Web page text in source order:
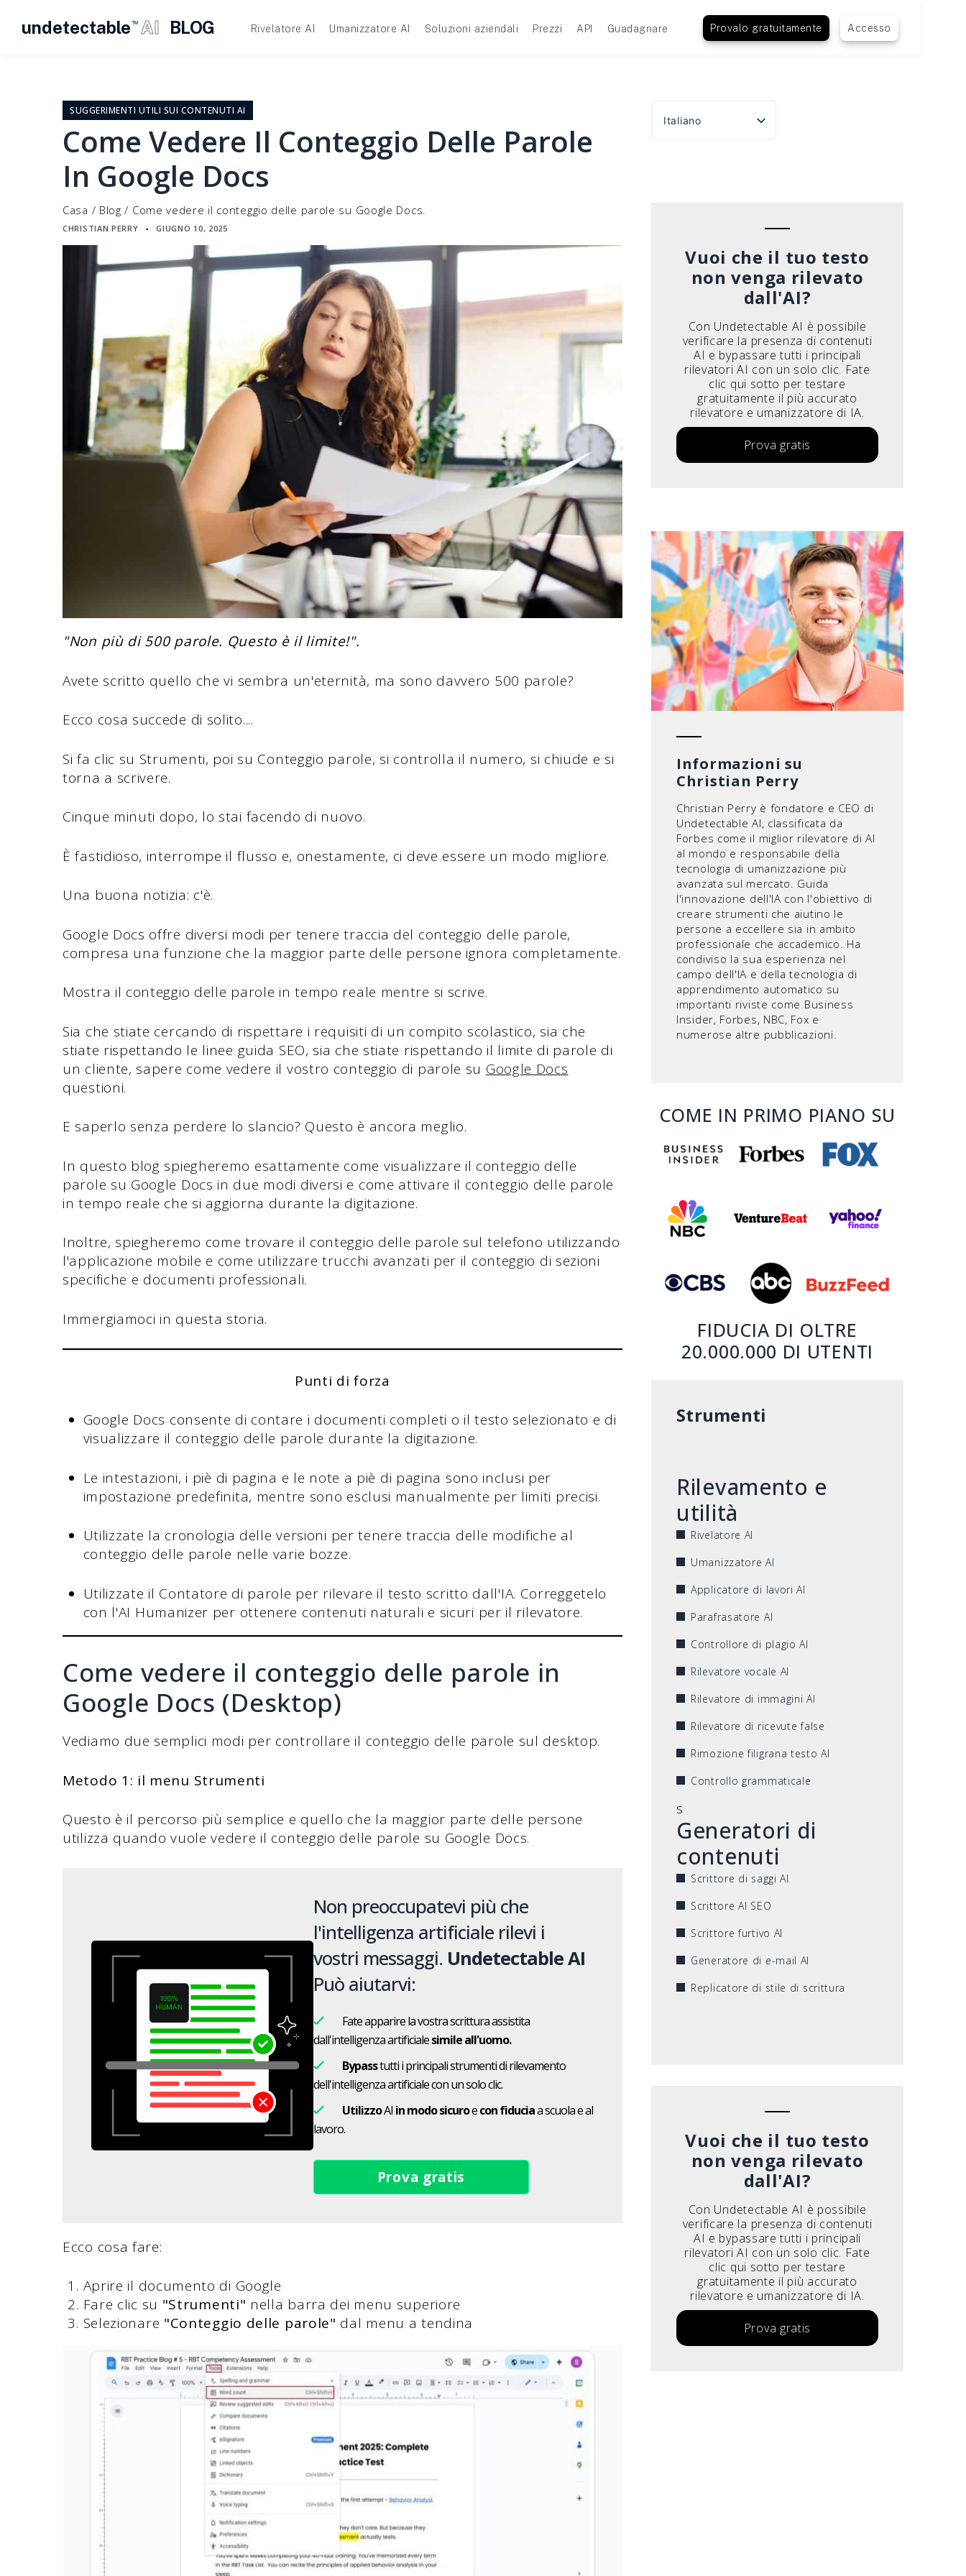
undetectable TM AI BLOG Rivelatore AI Umanizzatore AI Soluzioni aziendali Prezzi API Guadagnare Provalo gratuitamente Accesso
contenutoSUGGERIMENTI UTILI SUI CONTENUTI AI
Come Vedere Il Conteggio Delle Parole
In Google Docs
Casa / Blog / Come vedere il conteggio delle parole su Google Docs.
CHRISTIAN PERRY ▪ GIUGNO 10, 2025
"Non più di 500 parole. Questo è il limite!".
Avete scritto quello che vi sembra un'eternità, ma sono davvero 500 parole?
Ecco cosa succede di solito....
Si fa clic su Strumenti, poi su Conteggio parole, si controlla il numero, si chiude e si
torna a scrivere.
Cinque minuti dopo, lo stai facendo di nuovo.
È fastidioso, interrompe il flusso e, onestamente, ci deve essere un modo migliore.
Una buona notizia: c'è.
Google Docs offre diversi modi per tenere traccia del conteggio delle parole,
compresa una funzione che la maggior parte delle persone ignora completamente.
Mostra il conteggio delle parole in tempo reale mentre si scrive.
Sia che stiate cercando di rispettare i requisiti di un compito scolastico, sia che
stiate rispettando le linee guida SEO, sia che stiate rispettando il limite di parole di
un cliente, sapere come vedere il vostro conteggio di parole su Google Docs
questioni.
E saperlo senza perdere lo slancio? Questo è ancora meglio.
In questo blog spiegheremo esattamente come visualizzare il conteggio delle
parole su Google Docs in due modi diversi e come attivare il conteggio delle parole
in tempo reale che si aggiorna durante la digitazione.
Inoltre, spiegheremo come trovare il conteggio delle parole sul telefono utilizzando
l'applicazione mobile e come utilizzare trucchi avanzati per il conteggio di sezioni
specifiche e documenti professionali.
Immergiamoci in questa storia.
Punti di forza
Google Docs consente di contare i documenti completi o il testo selezionato e di
visualizzare il conteggio delle parole durante la digitazione.
Le intestazioni, i piè di pagina e le note a piè di pagina sono inclusi per
impostazione predefinita, mentre sono esclusi manualmente per limiti precisi.
Utilizzate la cronologia delle versioni per tenere traccia delle modifiche al
conteggio delle parole nelle varie bozze.
Utilizzate il Contatore di parole per rilevare il testo scritto dall'IA. Correggetelo
con l'AI Humanizer per ottenere contenuti naturali e sicuri per il rilevatore.
Come vedere il conteggio delle parole in
Google Docs (Desktop)
Vediamo due semplici modi per controllare il conteggio delle parole sul desktop.
Metodo 1: il menu Strumenti
Questo è il percorso più semplice e quello che la maggior parte delle persone
utilizza quando vuole vedere il conteggio delle parole su Google Docs.
Non preoccupatevi più che
l'intelligenza artificiale rilevi i
vostri messaggi. Undetectable AI
Può aiutarvi:
Fate apparire la vostra scrittura assistita
dall'intelligenza artificialesimile all'uomo.
Bypasstutti i principali strumenti di rilevamento
dell'intelligenza artificiale con un solo clic.
UtilizzoAI in modo sicuroecon fiduciaa scuola e al
lavoro.
Prova gratis
Ecco cosa fare:
Aprire il documento di Google
Fare clic su "Strumenti" nella barra dei menu superiore
Selezionare "Conteggio delle parole" dal menu a tendina
Italiano
English
Vuoi che il tuo testo
non venga rilevato
dall'AI?
Con Undetectable AI è possibile
verificare la presenza di contenuti
AI e bypassare tutti i principali
rilevatori AI con un solo clic. Fate
clic qui sotto per testare
gratuitamente il più accurato
rilevatore e umanizzatore di IA.
Prova gratis
Informazioni su
Christian Perry
Christian Perry è fondatore e CEO di
Undetectable AI, classificata da
Forbes come il miglior rilevatore di AI
al mondo e responsabile della
tecnologia di umanizzazione più
avanzata sul mercato. Guida
l'innovazione dell'IA con l'obiettivo di
creare strumenti che aiutino le
persone a eccellere sia in ambito
professionale che accademico. Ha
condiviso la sua esperienza nel
campo dell'IA e della tecnologia di
apprendimento automatico su
importanti riviste come Business
Insider, Forbes, NBC, Fox e
numerose altre pubblicazioni.
COME IN PRIMO PIANO SU
FIDUCIA DI OLTRE
20.000.000 DI UTENTI
Strumenti
Rilevamento e
utilità
Rivelatore AI
Umanizzatore AI
Applicatore di lavori AI
Parafrasatore AI
Controllore di plagio AI
Rilevatore vocale AI
Rilevatore di immagini AI
Rilevatore di ricevute false
Rimozione filigrana testo AI
Controllo grammaticale
s
Generatori di
contenuti
Scrittore di saggi AI
Scrittore AI SEO
Scrittore furtivo AI
Generatore di e-mail AI
Replicatore di stile di scrittura
Vuoi che il tuo testo
non venga rilevato
dall'AI?
Con Undetectable AI è possibile
verificare la presenza di contenuti
AI e bypassare tutti i principali
rilevatori AI con un solo clic. Fate
clic qui sotto per testare
gratuitamente il più accurato
rilevatore e umanizzatore di IA.
Prova gratis